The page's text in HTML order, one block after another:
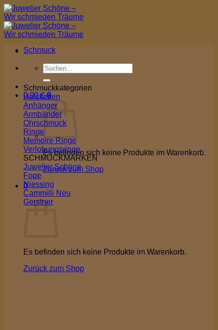
Zum
Inhalt
springen
Suchen
nach:
0,00€ 0
Es befinden sich keine Produkte im Warenkorb.
Zurück zum Shop
0
Warenkorb
Es befinden sich keine Produkte im Warenkorb.
Zurück zum Shop
Schmuck
Schmuckkategorien
Halsketten
Anhänger
Armbänder
Ohrschmuck
Ringe
Memoire Ringe
Verlobungsringe
SCHMUCKMARKEN
Juwelier Schöne
Fope
Niessing
Cammilli
Gerstner